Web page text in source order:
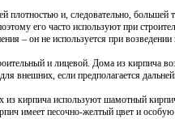
плотностью и, следовательно,
его часто используют при
– он не используется при
и лицевой. Дома из кирпича
внешних, если предполагается
из кирпича используют шамотный
имеет песочно-желтый цвет и особую